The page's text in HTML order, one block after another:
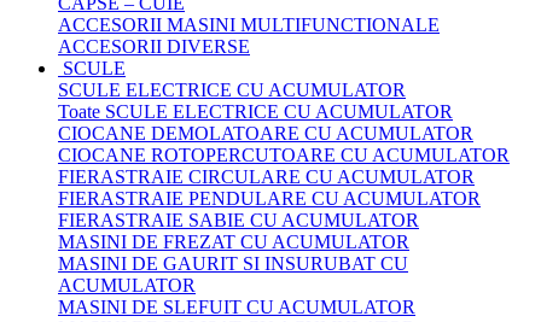
ACCESORII MASINI MULTIFUNCTIONALE
ACCESORII DIVERSE
SCULE
SCULE ELECTRICE CU ACUMULATOR
Toate SCULE ELECTRICE CU ACUMULATOR
CIOCANE DEMOLATOARE CU ACUMULATOR
CIOCANE ROTOPERCUTOARE CU ACUMULATOR
FIERASTRAIE CIRCULARE CU ACUMULATOR
FIERASTRAIE PENDULARE CU ACUMULATOR
FIERASTRAIE SABIE CU ACUMULATOR
MASINI DE FREZAT CU ACUMULATOR
MASINI DE GAURIT SI INSURUBAT CU
ACUMULATOR
MASINI DE SLEFUIT CU ACUMULATOR